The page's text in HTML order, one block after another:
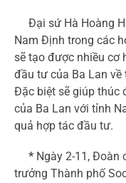
Đại sứ Hà Hoàng
Nam Định trong các
sẽ tạo được nhiều cơ
đầu tư của Ba Lan
Đặc biệt sẽ giúp thúc
của Ba Lan với tỉnh
quả hợp tác đầu tư.
* Ngày 2-11, Đoàn
trưởng Thành phố